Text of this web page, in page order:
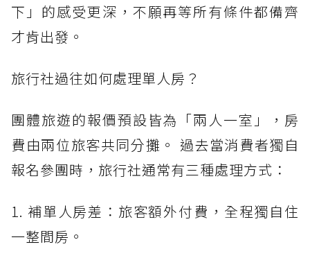
下」的感受更深，不願再等所有條件都備齊
才肯出發。
旅行社過往如何處理單人房？
團體旅遊的報價預設皆為「兩人一室」，房
費由兩位旅客共同分攤。 過去當消費者獨自
報名參團時，旅行社通常有三種處理方式：
1. 補單人房差：旅客額外付費，全程獨自住
一整間房。